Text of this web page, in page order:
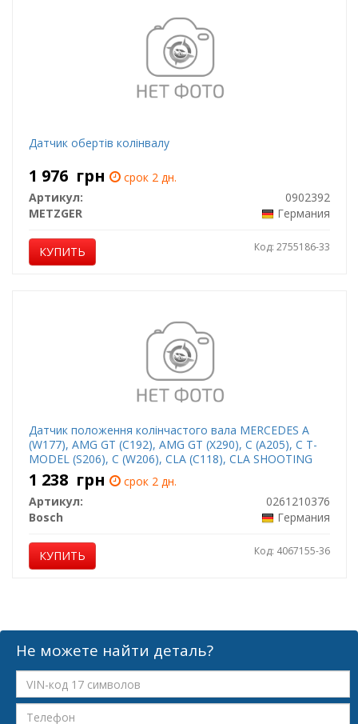
Датчик обертів колінвалу
1 976 грн
срок 2 дн.
Артикул:
0902392
METZGER
Германия
КУПИТЬ Код: 2755186-33
Датчик положення колінчастого вала MERCEDES A
(W177), AMG GT (C192), AMG GT (X290), C (A205), C T-
MODEL (S206), C (W206), CLA (C118), CLA SHOOTING
BRAKE (X118), E (A238) 2.0-4.0H 06.15-
1 238 грн
срок 2 дн.
Артикул:
0261210376
Bosch
Германия
КУПИТЬ Код: 4067155-36
Не можете найти деталь?